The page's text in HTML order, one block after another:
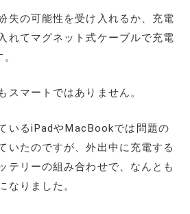
失の可能性を受け入れるか、充電
れてマグネット式ケーブルで充電
マートではありません。
いるiPadやMacBookでは問題の
いたのですが、外出中に充電する
テリーの組み合わせで、なんとも
なりました。